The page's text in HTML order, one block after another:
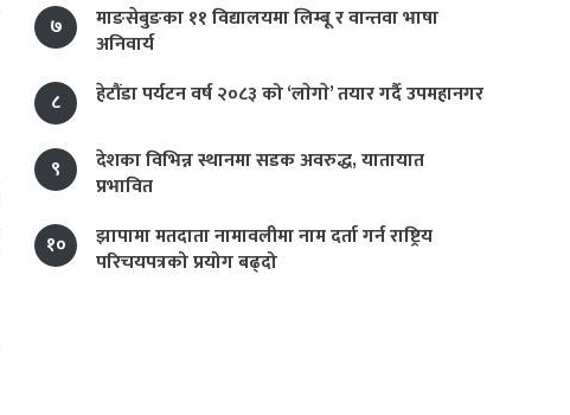
७
माङसेबुङका ११ विद्यालयमा लिम्बू र वान्तवा भाषा
अनिवार्य
८
हेटौंडा पर्यटन वर्ष २०८३ को ‘लाेगाे’ तयार गर्दै उपमहानगर
९
देशका विभिन्न स्थानमा सडक अवरुद्ध, यातायात
प्रभावित
१०
झापामा मतदाता नामावलीमा नाम दर्ता गर्न राष्ट्रिय
परिचयपत्रको प्रयोग बढ्दो